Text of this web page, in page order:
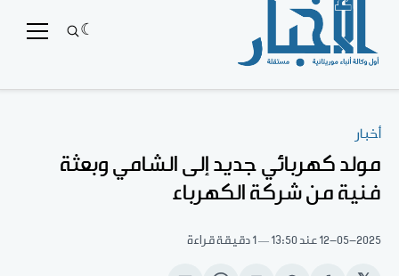
أخبار
مولد كهربائي جديد إلى الشامي وبعثة
فنية من شركة الكهرباء
12-05-2025 عند 13:50 1 دقيقة قراءة